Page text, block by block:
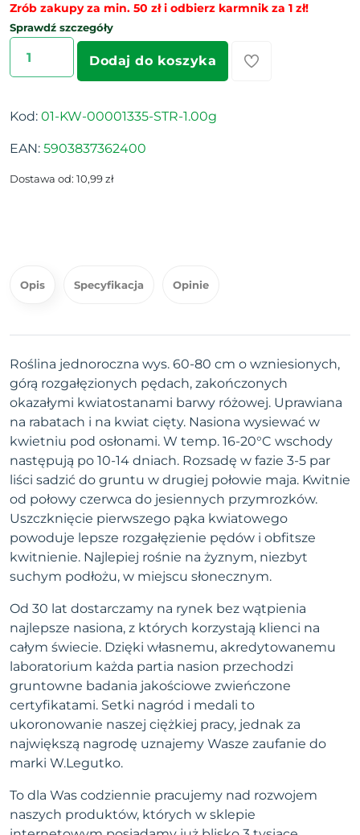
Zrób zakupy za min. 50 zł i odbierz karmnik za 1 zł!
Sprawdź szczegóły
Dodaj do koszyka
Kod: 01-KW-00001335-STR-1.00g
EAN: 5903837362400
Dostawa od: 10,99 zł
Opis Specyfikacja Opinie
Roślina jednoroczna wys. 60-80 cm o wzniesionych,
górą rozgałęzionych pędach, zakończonych
okazałymi kwiatostanami barwy różowej. Uprawiana
na rabatach i na kwiat cięty. Nasiona wysiewać w
kwietniu pod osłonami. W temp. 16-20°C wschody
następują po 10-14 dniach. Rozsadę w fazie 3-5 par
liści sadzić do gruntu w drugiej połowie maja. Kwitnie
od połowy czerwca do jesiennych przymrozków.
Uszczknięcie pierwszego pąka kwiatowego
powoduje lepsze rozgałęzienie pędów i obfitsze
kwitnienie. Najlepiej rośnie na żyznym, niezbyt
suchym podłożu, w miejscu słonecznym.
Od 30 lat dostarczamy na rynek bez wątpienia
najlepsze nasiona, z których korzystają klienci na
całym świecie. Dzięki własnemu, akredytowanemu
laboratorium każda partia nasion przechodzi
gruntowne badania jakościowe zwieńczone
certyfikatami. Setki nagród i medali to
ukoronowanie naszej ciężkiej pracy, jednak za
największą nagrodę uznajemy Wasze zaufanie do
marki W.Legutko.
To dla Was codziennie pracujemy nad rozwojem
naszych produktów, których w sklepie